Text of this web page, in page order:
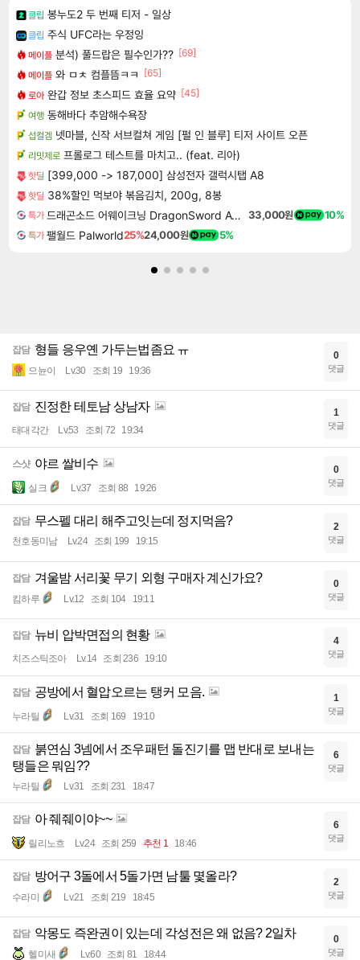
클립 봉누도2 두 번째 티저 - 일상
클립 주식 UFC라는 우정잉
메이플 분석) 풀드랍은 필수인가?? [69]
메이플 와 ㅁㅊ 컴플뜸ㅋㅋ
[65]
로아 완갑 정보 초스피드 효율 요약 [45]
여행 동해바다 추암해수욕장
섭컬겜 넷마블, 신작 서브컬쳐 게임 [펄 인 블루] 티저 사이트 오픈
리밋제로 프롤로그 테스트를 마치고.. (feat. 리아)
핫딜 [399,000 -> 187,000] 삼성전자 갤럭시탭 A8
핫딜 38%할인 먹보야 볶음김치, 200g, 8봉
특가 드래곤소드 어웨이크닝 DragonSword Awakening 33,000원 10%
특가 팰월드 Palworld25%24,000원 5%
잡담 형들 응우옌 가두는법좀요 ㅠ
으뉸이 Lv.30 조회 19 19:36
0
댓글
잡담 진정한 테토남 상남자
태대각간 Lv.53 조회 72 19:34
1
댓글
스샷 야르 쌀비수
실크 Lv.37 조회 88 19:26
0
댓글
잡담 무스펠 대리 해주고잇는데 정지먹음?
천호동미남 Lv.24 조회 199 19:15
2
댓글
잡담 겨울밤 서리꽃 무기 외형 구매자 계신가요?
킴하루 Lv.12 조회 104 19:11
0
댓글
잡담 뉴비 압박면접의 현황
치즈스틱조아 Lv.14 조회 236 19:10
4
댓글
잡담 공방에서 혈압오르는 탱커 모음.
누라틸 Lv.31 조회 169 19:10
1
댓글
잡담 붉연심 3넴에서 조우패턴 돌진기를 맵 반대로 보내는
탱들은 뭐임??
누라틸 Lv.31 조회 231 18:47
6
댓글
잡담 아 줴줴이야~~
릴리노흐 Lv.24 조회 259 추천 1 18:46
6
댓글
잡담 방어구 3돌에서 5돌가면 남툴 몇올라?
수라미 Lv.21 조회 219 18:45
2
댓글
잡담 악몽도 즉완권이 있는데 각성전은 왜 없음? 2일차
헬미새 Lv.60 조회 81 18:44
0
댓글